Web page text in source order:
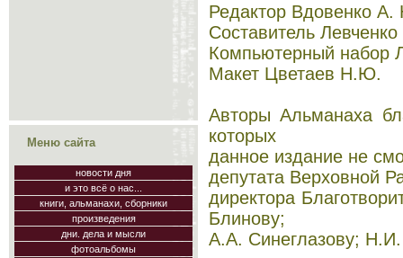
Меню сайта
новости дня
и это всё о нас...
книги, альманахи, сборники
произведения
дни. дела и мысли
фотоальбомы
Редактор Вдовенко А.
Составитель
Компьютерный набор
Макет Цветаев Н.Ю.
Авторы Альманаха
которых
данное издание не
депутата Верховной
директора
Блинову;
А.А. Синеглазову; Н.И.